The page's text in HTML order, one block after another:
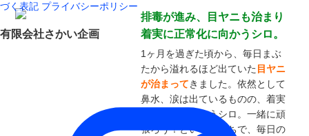
づく表記 プライバシーポリシー
有限会社さかい企画
排毒が進み、目ヤニも治まり
着実に正常化に向かうシロ。
1ヶ月を過ぎた頃から、毎日まぶ
たから溢れるほど出ていた 目ヤニ
が治まってきました。依然として
鼻水、涙は出ているものの、着実
に正常化に向かうシロ。一緒に頑
張ろう！という気持ちで、毎日の